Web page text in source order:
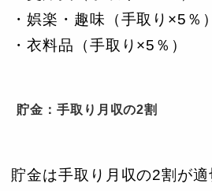
・娯楽・趣味（手取り×5％）
・衣料品（手取り×5％）
貯金：手取り月収の2割
貯金は手取り月収の2割が